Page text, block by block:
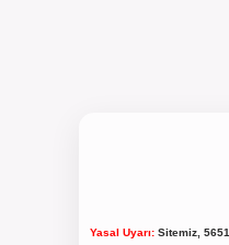
Yasal Uyarı:Sitemiz,